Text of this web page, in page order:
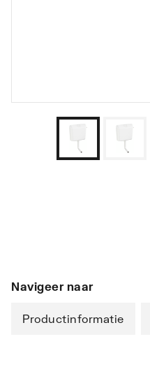
Navigeer naar
Productinformatie